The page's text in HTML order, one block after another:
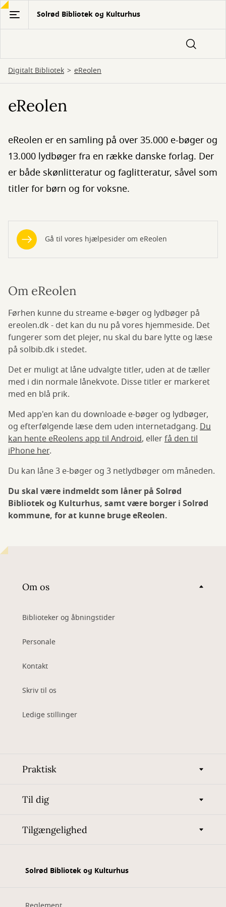
Gå
hovedindhold
Solrød Bibliotek og Kulturhus
Digitalt Bibliotek eReolen
eReolen
eReolen er en samling på over 35.000 e-bøger og
13.000 lydbøger fra en række danske forlag. Der
er både skønlitteratur og faglitteratur, såvel som
titler for børn og for voksne.
Gå til vores hjælpesider om eReolen
Om eReolen
Førhen kunne du streame e-bøger og lydbøger på
ereolen.dk - det kan du nu på vores hjemmeside. Det
fungerer som det plejer, nu skal du bare lytte og læse
på solbib.dk i stedet.
Det er muligt at låne udvalgte titler, uden at de tæller
med i din normale lånekvote. Disse titler er markeret
med en blå prik.
Med app'en kan du downloade e-bøger og lydbøger,
og efterfølgende læse dem uden internetadgang. Du
kan hente eReolens app til Android, ellerfå den til
iPhone her.
Du kan låne 3 e-bøger og 3 netlydbøger om måneden.
Du skal være indmeldt som låner på Solrød
Bibliotek og Kulturhus, samt være borger i Solrød
kommune, for at kunne bruge eReolen.
Om os
Biblioteker og åbningstider
Personale
Kontakt
Skriv til os
Ledige stillinger
Praktisk
Til dig
Tilgængelighed
Solrød Bibliotek og Kulturhus